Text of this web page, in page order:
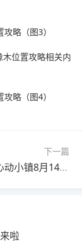
位置攻略相关内
下一篇
下一篇：心动小镇8月14日 心动小镇萤石和溜溜橡木位置
啦